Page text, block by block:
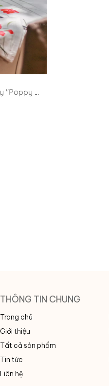
"Poppy
THÔNG TIN CHUNG
Trang chủ
Giới thiệu
Tất cả sản phẩm
Tin tức
Liên hệ